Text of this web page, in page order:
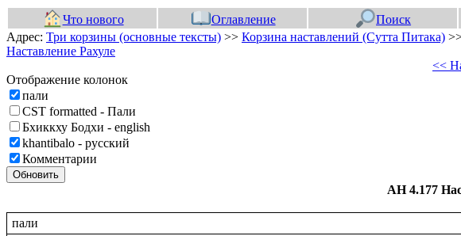
Что нового Оглавление Поиск
Адрес: Три корзины (основные тексты) >> Корзина наставлений (Сутта Питака)
Наставление Рахуле
<<
Отображение колонок
пали
CST formatted - Пали
Бхиккху Бодхи - english
khantibalo - русский
Комментарии
Обновить
АН 4.177
пали